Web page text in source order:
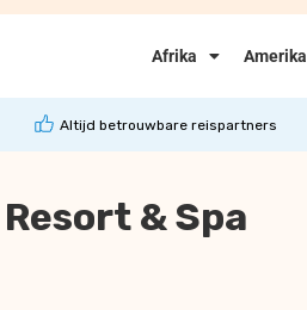
Afrika Amerika
Altijd betrouwbare reispartners
& Spa